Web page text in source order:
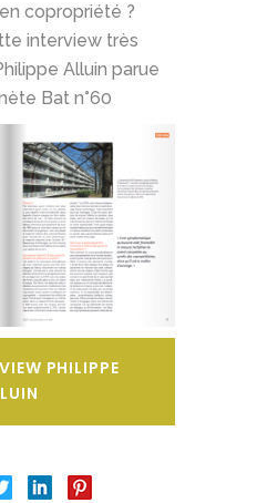
copropriété ?
interview très
Alluin parue
Bat n°60
PHILIPPE